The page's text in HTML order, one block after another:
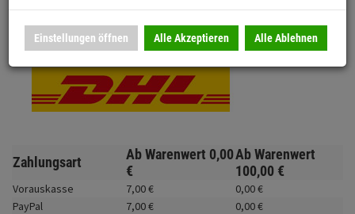
Montageständer
Beleuchtung
Fahrwerk
Zubehör
Anmelden | Registrieren Merkzettel
DHL National
Zahlungsart Ab Warenwert 0,00
€
Ab Warenwert
100,00 €
Vorauskasse 7,00€ 0,00€
PayPal
7,00€ 0,00€
Einstellungen öffnen Alle Akzeptieren Alle Ablehnen